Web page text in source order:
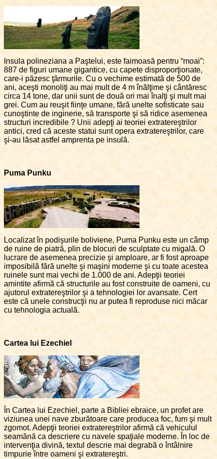
Insula polineziana a Paştelui, este faimoasă pentru “moai”:
887 de figuri umane gigantice, cu capete disproporţionate,
care-i păzesc ţărmurile. Cu o vechime estimată de 500 de
ani, aceşti monoliţi au mai mult de 4 m înălţime şi cântăresc
circa 14 tone, dar unii sunt de două ori mai înalţi şi mult mai
grei. Cum au reuşit fiinţe umane, fără unelte sofisticate sau
cunoştinte de inginerie, să transporte şi să ridice asemenea
structuri incredibile ? Unii adepţi ai teoriei extratereştrilor
antici, cred că aceste statui sunt opera extratereştrilor, care
şi-au lăsat astfel amprenta pe insulă.
Puma Punku
Localizat în podişurile boliviene, Puma Punku este un câmp
de ruine de piatră, plin de blocuri de sculptate cu migală. O
lucrare de asemenea precizie şi amploare, ar fi fost aproape
imposibilă fără unelte şi maşini moderne şi cu toate acestea
ruinele sunt mai vechi de 1.000 de ani. Adepţii teoriei
amintite afirmă că structurile au fost construite de oameni, cu
ajutorul extratereştrilor şi a tehnologiei lor avansate. Cert
este că unele construcţii nu ar putea fi reproduse nici măcar
cu tehnologia actuală.
Cartea lui Ezechiel
În Cartea lui Ezechiel, parte a Bibliei ebraice, un profet are
viziunea unei nave zburătoare care producea foc, fum şi mult
zgomot. Adepţii teoriei extratereştrilor afirmă că vehiculul
seamănă ca descriere cu navele spaţiale moderne. În loc de
intervenţia divină, textul descrie mai degrabă o întâlnire
timpurie între oameni şi extratereştri.